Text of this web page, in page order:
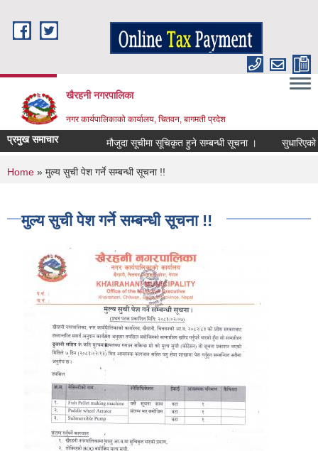
खैरहनी नगरपालिका
नगर कार्यपालिकाको कार्यालय, चितवन, बागमती प्रदेश
प्रमुख समाचार मौजुदा सूचीमा सूचिकृत हुने सम्बन्धी सूचना । सुधारिएको
You are here
Home » मुल्य सुची पेश गर्ने सम्बन्धी सूचना !!
मुल्य सुची पेश गर्ने सम्बन्धी सूचना !!